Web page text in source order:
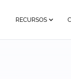
RECURSOS